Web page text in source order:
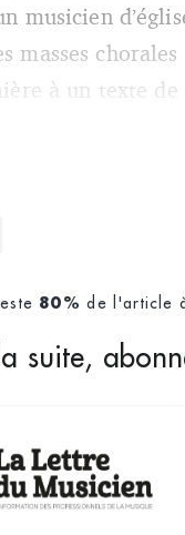
musicien
à un texte de
80% de l'article
suite,